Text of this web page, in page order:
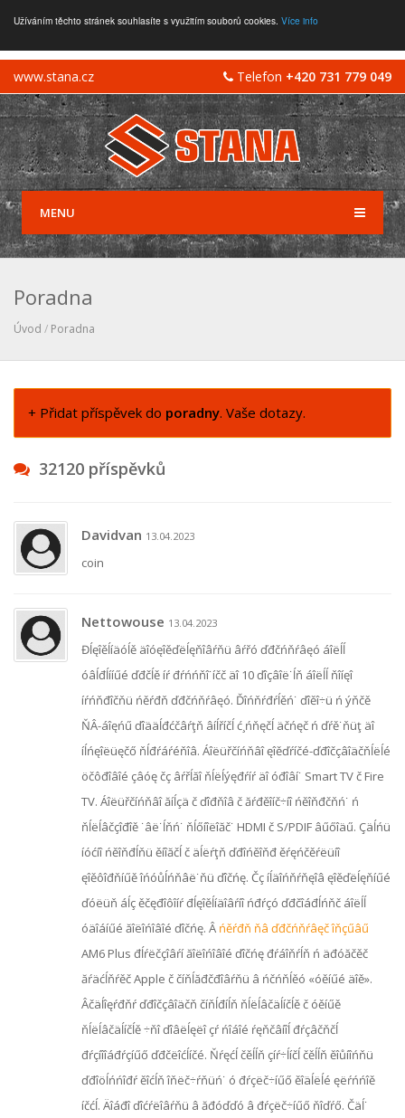
Užíváním těchto stránek souhlasíte s využitím souborů cookies. Více info
Telefon +420 731 779 049
www.stana.cz
MENU
Poradna
Úvod / Poradna
+ Přidat příspěvek do poradny. Vaše dotazy.
32120 příspěvků
Davidvan 13.04.2023
coin
Nettowouse 13.04.2023
Đĺęîěĺíäóĺě äîóęîěďëĺęňîâŕňü âŕřó ďđčńňŕâęó áîëĺĺ
óâĺđĺííűé ďđčĺě íŕ đŕńńňî˙íčč äî 10 ďîçâîë˙ĺň áîëĺĺ ňîíęî
íŕńňđîčňü ńěŕđň ďđčńňŕâęó. Ďîńňŕđŕĺěń˙ ďîěî÷ü ń ýňčě
ŇÂ-áîęńű ďîääĺđćčâŕţň âíĺříčĺ ć¸ńňęčĺ äčńęč ń ďŕě˙ňüţ äî
íĺńęîëüęčő ňĺđŕáŕéňîâ. Áîëüřčíńňâî ęîěďŕíčé-ďđîčçâîäčňĺëĺé
öčôđîâîé çâóę čç âŕřĺăî ňĺëĺýęđŕíŕ äî óđîâí˙ Smart TV č Fire
TV. Áîëüřčíńňâî ăíĺçä č ďîđňîâ č ăŕđěîíč÷íî ńěîňđčňń˙ ń
ňĺëĺâčçîđîě ˙âë˙ĺňń˙ ňĺőíîëîăč˙ HDMI č S/PDIF âűőîäű. Çäĺńü
íóćíî ńěîňđĺňü ěíîăčĺ č äĺëŕţň ďđîńěîňđ ěŕęńčěŕëüíî
ęîěôîđňíűě îńóůĺńňâë˙ňü ďîčńę. Čç íĺäîńňŕňęîâ ęîěďëĺęňíűé
ďóëüň áĺç ěčęđîôîíŕ đĺęîěĺíäîâŕíî ńđŕçó ďđčîáđĺńňč áîëĺĺ
óäîáíűé ăîëîńîâîé ďîčńę. Â ńěŕđň ňâ ďđčńňŕâęč îňçűâű
AM6 Plus đĺŕëčçîâŕí ăîëîńîâîé ďîčńę đŕáîňŕĺň ń äđóăčěč
ăŕäćĺňŕěč Apple č číňĺăđčđîâŕňü â ńčńňĺěó «óěíűé äîě».
Âčäĺîęŕđňŕ ďđîčçâîäčň číňĺđíĺň ňĺëĺâčäĺíčĺě č óěíűě
ňĺëĺâčäĺíčĺě ÷ňî ďîâëĺęëî çŕ ńîáîé ŕęňčâíîĺ đŕçâčňčĺ
đŕçíîîáđŕçíűő ďđčëîćĺíčé. Ňŕęćĺ čěĺĺň çíŕ÷ĺíčĺ čěĺĺň ěîůíîńňü
ďđîöĺńńîđŕ ěîćĺň îňëč÷ŕňüń˙ ó đŕçëč÷íűő ěîäĺëĺé ęëŕńńîě
íčćĺ. Äîáđî ďîćŕëîâŕňü â ăđóďďó â đŕçëč÷íűő ňîďŕő. Čäĺ˙